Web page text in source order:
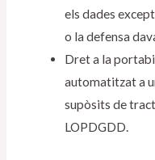
els dades
o la defensa
Dret a la
automatitzat a
supòsits de
LOPDGDD.